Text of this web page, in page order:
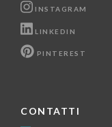
INSTAGRAM
LINKEDIN
PINTEREST
CONTATTI